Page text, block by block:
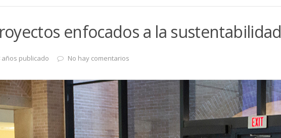
enfocados a la sustentabilidad
años publicado No hay comentarios